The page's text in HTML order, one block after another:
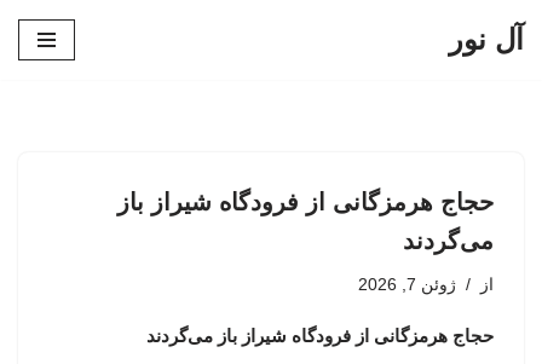
آل نور
حجاج هرمزگانی از فرودگاه شیراز باز
می‌گردند
از ژوئن 7, 2026
حجاج هرمزگانی از فرودگاه شیراز باز می‌گردند